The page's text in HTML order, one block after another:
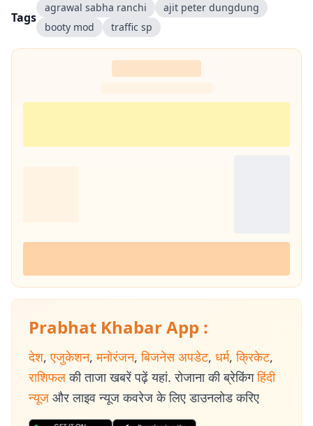
Tags
agrawal sabha ranchi
ajit peter dungdung
booty mod
traffic sp
Prabhat Khabar App :
देश, एजुकेशन, मनोरंजन, बिजनेस अपडेट, धर्म, क्रिकेट,
राशिफल की ताजा खबरें पढ़ें यहां. रोजाना की ब्रेकिंग हिंदी
न्यूज और लाइव न्यूज कवरेज के लिए डाउनलोड करिए